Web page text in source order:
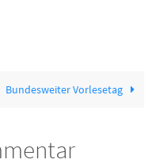
Bundesweiter Vorlesetag